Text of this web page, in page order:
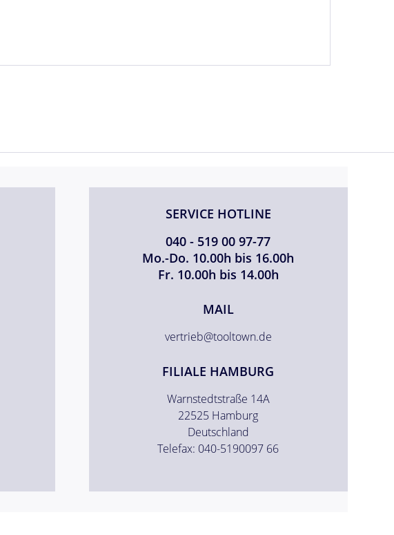
SERVICE HOTLINE
040 - 519 00 97-77
Mo.-Do. 10.00h bis 16.00h
Fr. 10.00h bis 14.00h
MAIL
vertrieb@tooltown.de
FILIALE HAMBURG
Warnstedtstraße 14A
22525 Hamburg
Deutschland
Telefax: 040-5190097 66